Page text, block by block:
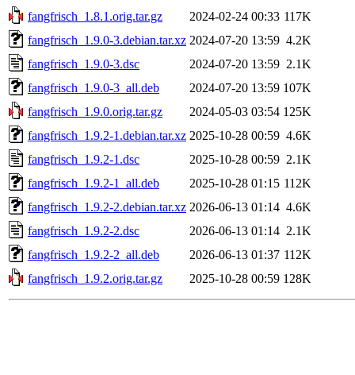
fangfrisch_1.8.1.orig.tar.gz
2024-02-24 00:33 117K
fangfrisch_1.9.0-3.debian.tar.xz 2024-07-20 13:59 4.2K
fangfrisch_1.9.0-3.dsc
2024-07-20 13:59 2.1K
fangfrisch_1.9.0-3_all.deb
2024-07-20 13:59 107K
fangfrisch_1.9.0.orig.tar.gz
2024-05-03 03:54 125K
fangfrisch_1.9.2-1.debian.tar.xz 2025-10-28 00:59 4.6K
fangfrisch_1.9.2-1.dsc
2025-10-28 00:59 2.1K
fangfrisch_1.9.2-1_all.deb
2025-10-28 01:15 112K
fangfrisch_1.9.2-2.debian.tar.xz 2026-06-13 01:14 4.6K
fangfrisch_1.9.2-2.dsc
2026-06-13 01:14 2.1K
fangfrisch_1.9.2-2_all.deb
2026-06-13 01:37 112K
fangfrisch_1.9.2.orig.tar.gz
2025-10-28 00:59 128K